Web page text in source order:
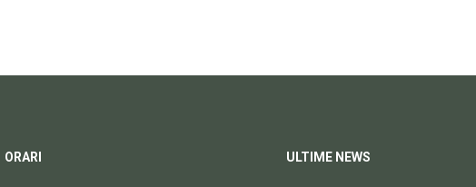
ORARI ULTIME NEWS